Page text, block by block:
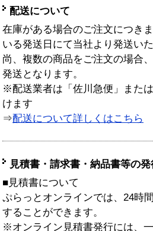
配送について
在庫がある場合のご注文につき
いる発送日にて当社より発送い
尚、複数の商品をご注文の場合
発送となります。
※配送業者は「佐川急便」また
けます
⇒配送について詳しくはこちら
見積書・請求書・納品書等の
■見積書について
ぷらっとオンラインでは、24時
することができます。
※オンライン見積書発行には、